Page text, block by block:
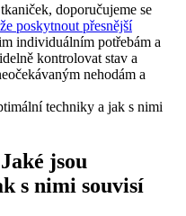
doporučujeme se
poskytnout přesnější
individuálním potřebám a
kontrolovat stav a
nehodám ‍a
jsou
s nimi souvisí